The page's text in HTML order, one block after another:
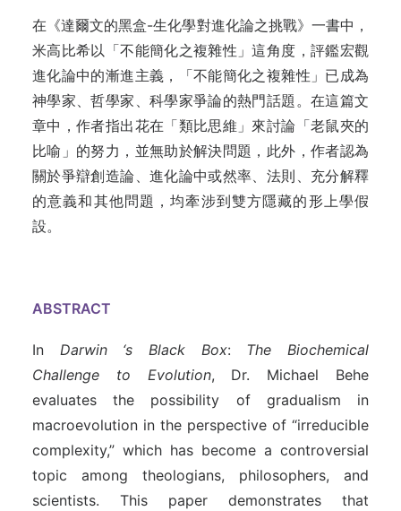
在《達爾文的黑盒-生化學對進化論之挑戰》一書中，
米高比希以「不能簡化之複雜性」這角度，評鑑宏觀
進化論中的漸進主義，「不能簡化之複雜性」已成為
神學家、哲學家、科學家爭論的熱門話題。在這篇文
章中，作者指出花在「類比思維」來討論「老鼠夾的
比喻」的努力，並無助於解決問題，此外，作者認為
關於爭辯創造論、進化論中或然率、法則、充分解釋
的意義和其他問題，均牽涉到雙方隱藏的形上學假
設。
ABSTRACT
In Darwin ‘s Black Box: The Biochemical
Challenge to Evolution, Dr. Michael Behe
evaluates the possibility of gradualism in
macroevolution in the perspective of “irreducible
complexity,” which has become a controversial
topic among theologians, philosophers, and
scientists. This paper demonstrates that